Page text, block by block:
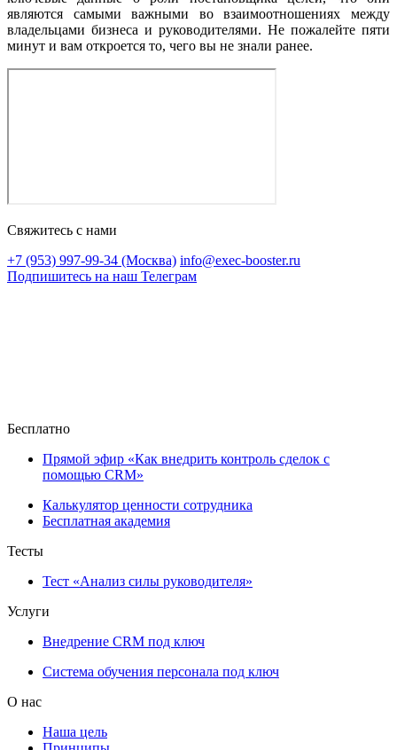
являются самыми важными во взаимоотношениях между
владельцами бизнеса и руководителями. Не пожалейте пяти
минут и вам откроется то, чего вы не знали ранее.
Свяжитесь с нами
+7 (953) 997-99-34 (Москва) info@exec-booster.ru
Подпишитесь на наш Телеграм
Бесплатно
Прямой эфир «Как внедрить контроль сделок с
помощью CRM»
Калькулятор ценности сотрудника
Бесплатная академия
Тесты
Тест «Анализ силы руководителя»
Услуги
Внедрение CRM под ключ
Система обучения персонала под ключ
О нас
Наша цель